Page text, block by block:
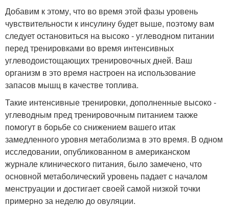
Добавим к этому, что во время этой фазы уровень
чувствительности к инсулину будет выше, поэтому вам
следует остановиться на высоко - углеводном питании
перед тренировками во время интенсивных
углеводоистощающих тренировочных дней. Ваш
организм в это время настроен на использование
запасов мышц в качестве топлива.
Такие интенсивные тренировки, дополненные высоко -
углеводным пред тренировочным питанием также
помогут в борьбе со снижением вашего итак
замедленного уровня метаболизма в это время. В одном
исследовании, опубликованном в американском
журнале клинического питания, было замечено, что
основной метаболический уровень падает с началом
менструации и достигает своей самой низкой точки
примерно за неделю до овуляции.